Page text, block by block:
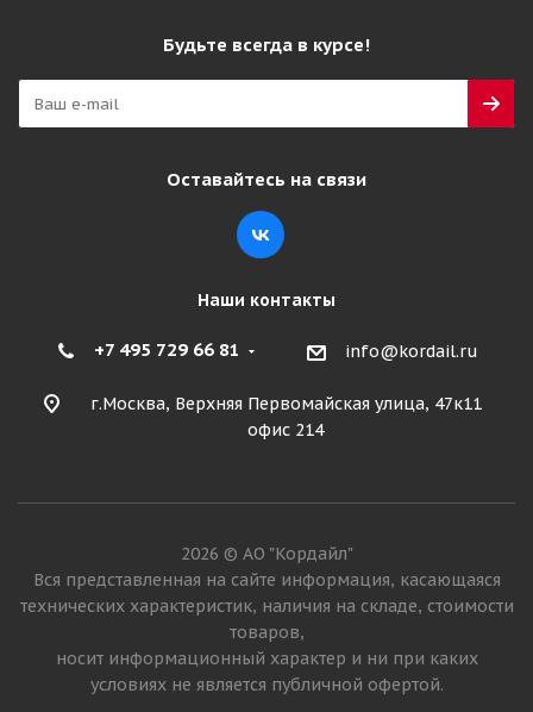
Будьте всегда в курсе!
Оставайтесь на связи
Наши контакты
+7 495 729 66 81 info@kordail.ru
г.Москва, Верхняя Первомайская улица, 47к11
офис 214
2026 © АО "Кордайл"
Вся представленная на сайте информация, касающаяся
технических характеристик, наличия на складе, стоимости
товаров,
носит информационный характер и ни при каких
условиях не является публичной офертой.